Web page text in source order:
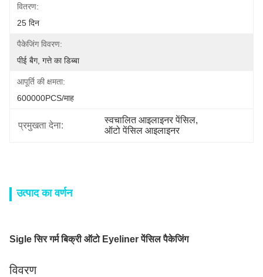
वितरण:
25 दिन
पैकेजिंग विवरण:
पीई बैग, गत्ते का डिब्बा
आपूर्ति की क्षमता:
600000PCS/माह
प्रमुखता देना:
स्वचालित आइलाइनर पेंसिल,
ऑटो पेंसिल आइलाइनर
उत्पाद का वर्णन
Sigle सिर गर्म बिक्री ऑटो Eyeliner पेंसिल पैकेजिंग
विवरण